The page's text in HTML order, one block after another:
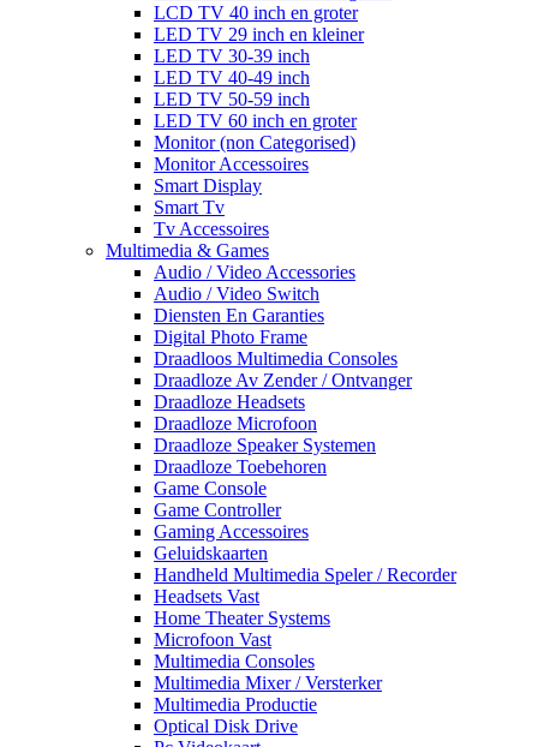
LCD TV 40 inch en groter
LED TV 29 inch en kleiner
LED TV 30-39 inch
LED TV 40-49 inch
LED TV 50-59 inch
LED TV 60 inch en groter
Monitor (non Categorised)
Monitor Accessoires
Smart Display
Smart Tv
Tv Accessoires
Multimedia & Games
Audio / Video Accessories
Audio / Video Switch
Diensten En Garanties
Digital Photo Frame
Draadloos Multimedia Consoles
Draadloze Av Zender / Ontvanger
Draadloze Headsets
Draadloze Microfoon
Draadloze Speaker Systemen
Draadloze Toebehoren
Game Console
Game Controller
Gaming Accessoires
Geluidskaarten
Handheld Multimedia Speler / Recorder
Headsets Vast
Home Theater Systems
Microfoon Vast
Multimedia Consoles
Multimedia Mixer / Versterker
Multimedia Productie
Optical Disk Drive